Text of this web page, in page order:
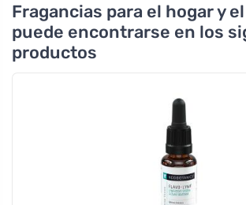
Fragancias para el hogar y
puede encontrarse en los
productos